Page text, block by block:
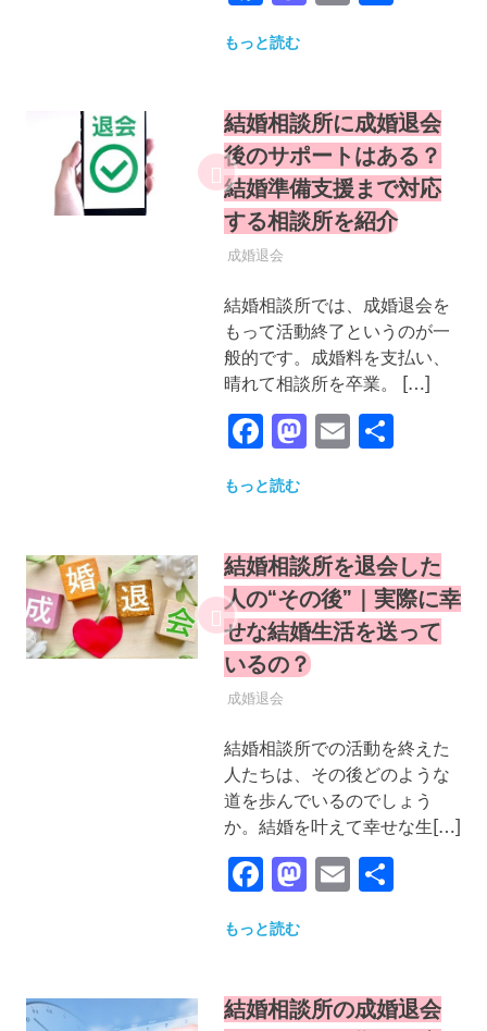
もっと読む
結婚相談所に成婚退会
後のサポートはある？
結婚準備支援まで対応
する相談所を紹介
2025年9月22日
YYYPRO
成婚退会
結婚相談所では、成婚退会を
もって活動終了というのが一
般的です。成婚料を支払い、
晴れて相談所を卒業。 […]
Facebook
Mastodon
Email
共
もっと読む
結婚相談所を退会した
人の“その後”｜実際に幸
せな結婚生活を送って
いるの？
2025年9月22日
YYYPRO
成婚退会
結婚相談所での活動を終えた
人たちは、その後どのような
道を歩んでいるのでしょう
か。結婚を叶えて幸せな生[…]
Facebook
Mastodon
Email
共
もっと読む
結婚相談所の成婚退会